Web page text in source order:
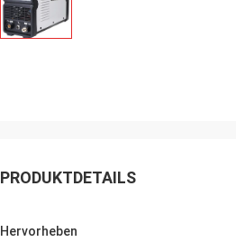
PRODUKTDETAILS
Hervorheben